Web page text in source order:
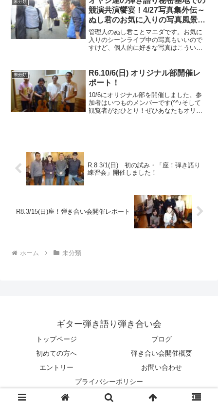
した！バンドでエレ...
未分類
競演共演饗宴！4/27写真集外伝～
ぬし君のお気に入りの写真風景と
は？
管理人のぬし君ことマエダです。お気に
入りのシーンライブ中の写真もいいので
すけど、個人的に好きな写真はこういう
か、、、それぞれの家路に着こうとする
ところとか、、行く先が...
未分類
R6.10/6(日) オリジナル部開催レ
ポート！
10/6にオリジナル部を開催しました。参
加者はいつものメンバーです(^^♪そして
観覧者がおひとり！ぜひあなたもオリジ
R.8 3/1(日) 初の試み・「座！弾き語り
練習会」開催しました！
R8.3/15(日)座！弾き合い会開催レポート
ホーム 未分類
ギター弾き語り弾き合い会
トップページ
ブログ
初めての方へ
弾き合い会開催概要
エントリー
お問い合わせ
プライバシーポリシー
© 2024 ギター弾き語り弾き合い会.